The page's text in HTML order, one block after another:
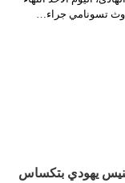
تسونامي جراء…
يهودي بتكساس